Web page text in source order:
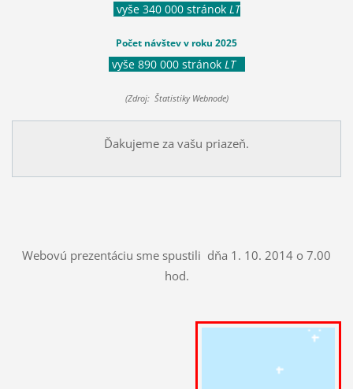
vyše 340 000 stránok LT
Počet návštev v roku 2025
vyše 890 000 stránok LT
(Zdroj: Štatistiky Webnode)
Ďakujeme za vašu priazeň.
Webovú prezentáciu sme spustili dňa 1. 10. 2014 o 7.00
hod.